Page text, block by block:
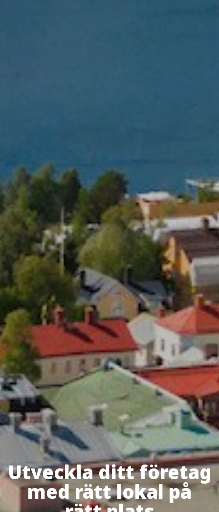
Utveckla ditt företag
med rätt lokal på